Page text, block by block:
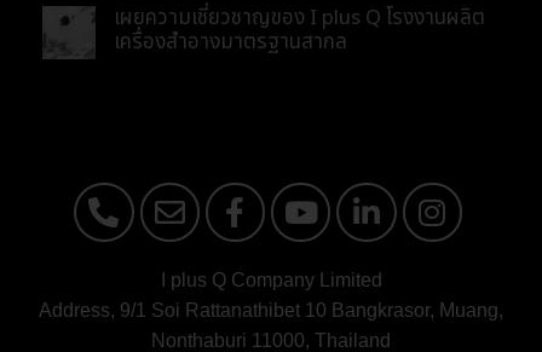
เผยความเชี่ยวชาญของ I plus Q โรงงานผลิต
เครื่องสำอางมาตรฐานสากล
I plus Q Company Limited
Address, 9/1 Soi Rattanathibet 10 Bangkrasor, Muang,
Nonthaburi 11000, Thailand